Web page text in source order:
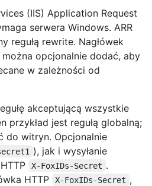
(IIS) Application Request
serwera Windows. ARR
regułą rewrite. Nagłówek
można opcjonalnie dodać, aby
w zależności od
akceptującą wszystkie
przykład jest regułą globalną;
do witryn. Opcjonalnie
), jak i wysyłanie
X-FoxIDs-Secret .
HTTP
X-FoxIDs-Secret ,